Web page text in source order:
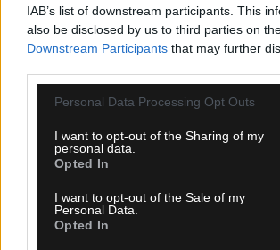
IAB’s list of downstream participants. This
also be disclosed by us to third parties on
Downstream Participants that may further
Please note that this website/app uses one
not limited to your visit or usage behaviour.
grant or deny consent to Google and its
use your data for below specified purposes
consent section.
Personal Data Processing Opt Outs
I want to opt-out of the Sharing of my
personal data.
Opted In
I want to opt-out of the Sale of my
Personal Data.
Opted In
12 Ιουλίου 2026, 23:28
Η Γκενκ απέρριψε τρεις
Καρέτσα
τον Κωνσταντίνο Καρέτσα. Οι οικονομικές
των Βέλγων και η επιθυμία του παίκτη για
Δείτε Περισσότερα